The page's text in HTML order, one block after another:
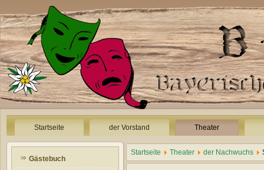
Startseite der Vorstand Theater
Gästebuch
Startseite Theater der Nachwuchs